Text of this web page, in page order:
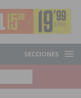
SECCIONES